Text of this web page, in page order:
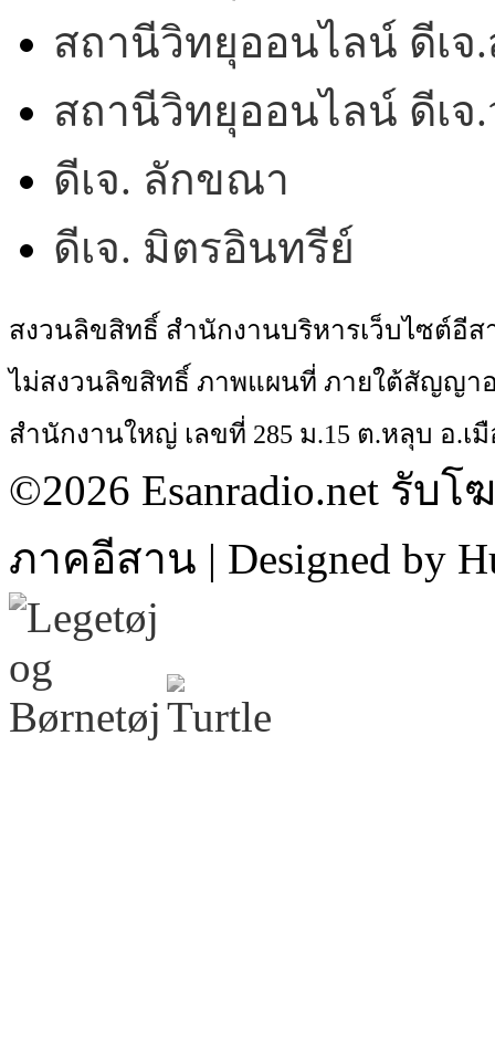
สถานีวิทยุออนไลน์ ดีเจ
สถานีวิทยุออนไลน์ ดีเ
ดีเจ. ลักขณา
ดีเจ. มิตรอินทรีย์
สงวนลิขสิทธิ์ สำนักงานบริหารเว็บไซต์อีส
ไม่สงวนลิขสิทธิ์ ภาพแผนที่ ภายใต้สัญญ
สำนักงานใหญ่ เลขที่ 285 ม.15 ต.หลุบ อ.เ
©2026 Esanradio.net รับ
ภาคอีสาน | Designed by